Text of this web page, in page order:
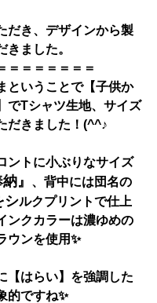
だき、デザインから製
きました。
＝＝＝＝＝＝＝
ということで【子供か
でTシャツ生地、サイズ
だきました！(^^♪
ントに小ぶりなサイズ
納』 、背中には団名の
シルクプリントで仕上
ンクカラーは濃ゆめの
ウンを使用✨
【はらい】を強調した
的ですね✨